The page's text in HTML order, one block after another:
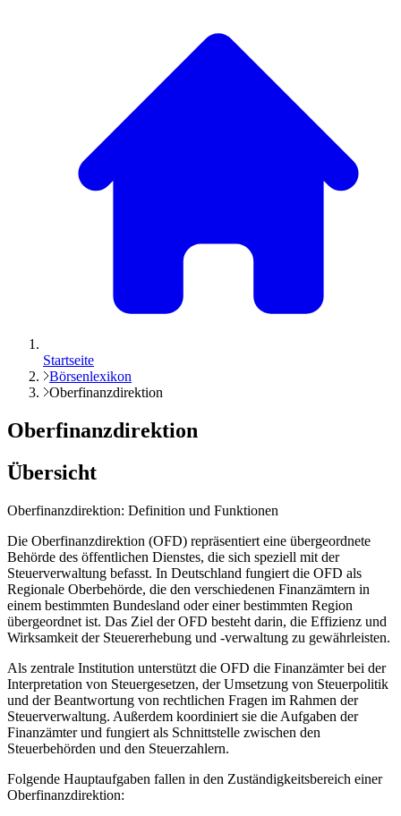
Startseite
Börsenlexikon
Oberfinanzdirektion
Oberfinanzdirektion
Übersicht
Oberfinanzdirektion: Definition und Funktionen
Die Oberfinanzdirektion (OFD) repräsentiert eine übergeordnete
Behörde des öffentlichen Dienstes, die sich speziell mit der
Steuerverwaltung befasst. In Deutschland fungiert die OFD als
Regionale Oberbehörde, die den verschiedenen Finanzämtern in
einem bestimmten Bundesland oder einer bestimmten Region
übergeordnet ist. Das Ziel der OFD besteht darin, die Effizienz und
Wirksamkeit der Steuererhebung und -verwaltung zu gewährleisten.
Als zentrale Institution unterstützt die OFD die Finanzämter bei der
Interpretation von Steuergesetzen, der Umsetzung von Steuerpolitik
und der Beantwortung von rechtlichen Fragen im Rahmen der
Steuerverwaltung. Außerdem koordiniert sie die Aufgaben der
Finanzämter und fungiert als Schnittstelle zwischen den
Steuerbehörden und den Steuerzahlern.
Folgende Hauptaufgaben fallen in den Zuständigkeitsbereich einer
Oberfinanzdirektion: